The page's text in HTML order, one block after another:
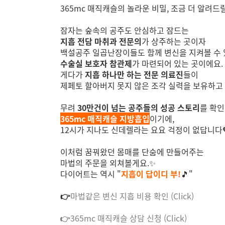
365mc 매직캐슬의 놀라운 비밀, 조금 더 알려드
잠자는 숲속의 공주도 안심하고 잠드는
지흡 전담 마취과 전문의가 상주하는 곳이자
백설공주 일곱난장이들도 함께 변신을 지켜볼 수
수술실 보호자 참관제가 마련되어 있는 곳이에요.
게다가지흡 하나만 하는 전문 의료진들이
제페토 할아버지 못지 않은 조각 실력을 보유하
무려 30만건이 넘는 공주들의 성공 스토리를 확
365mc 매직캐슬 지방흡입이기에,
12시가 지나도 신데렐라는 요요 걱정이 없답니다
이처럼 꿈꿔왔던 몸매를 단숨에 만들어주는
마법의 주문을 외쳐볼게요.✨
다이어트는 역시 "지흡이 답이디 부!🎵"
👉마법같은 변신 지흡 비용 확인 (Click)
👉365mc 매직캐슬 상담 신청 (Click)